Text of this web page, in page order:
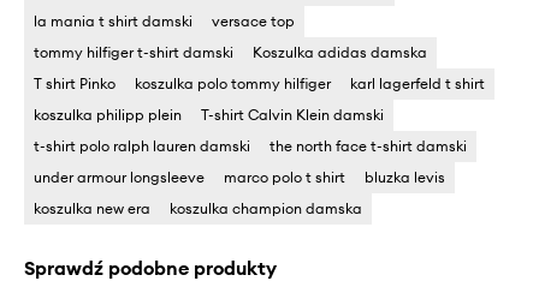
la mania t shirt damski
versace top
tommy hilfiger t-shirt damski
Koszulka adidas damska
T shirt Pinko
koszulka polo tommy hilfiger
karl lagerfeld t shirt
koszulka philipp plein
T-shirt Calvin Klein damski
t-shirt polo ralph lauren damski
the north face t-shirt damski
under armour longsleeve
marco polo t shirt
bluzka levis
koszulka new era
koszulka champion damska
Sprawdź podobne produkty